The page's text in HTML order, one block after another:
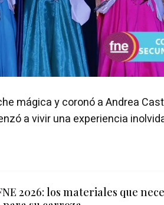
mágica y coronó a Andrea
a vivir una experiencia
2026: los materiales que